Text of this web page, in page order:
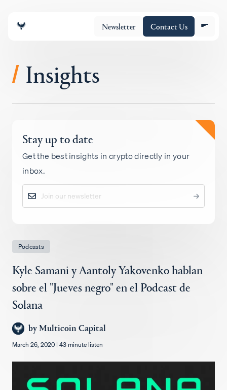
Newsletter Contact Us
Equipo
Cartera
Insights
Policy
Empleos
/ Insights
Podcasts
Kyle Samani y Aantoly Yakovenko hablan
sobre el "Jueves negro" en el Podcast de
Solana
byMulticoin Capital
March 26, 2020 | 43 minute listen
Stay up to date
Get the best insights in crypto directly in your
inbox.